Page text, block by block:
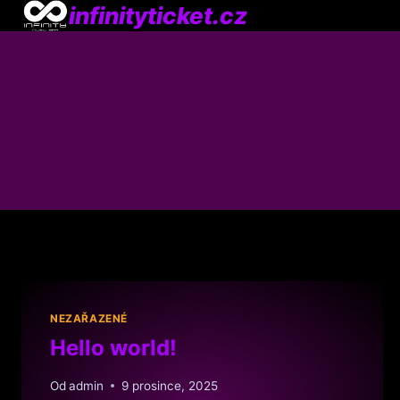
Přeskočit
na
infinityticket.cz
NEZAŘAZENÉ
Hello world!
Odadmin 9 prosince, 2025